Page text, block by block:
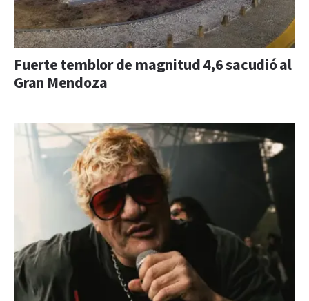
Fuerte temblor de magnitud 4,6 sacudió al
Gran Mendoza